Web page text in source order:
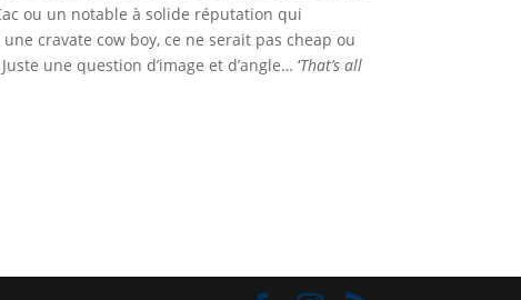
ou un notable à solide réputation qui
cravate cow boy, ce ne serait pas cheap ou
Juste une question d’image et d’angle… ‘That’s all